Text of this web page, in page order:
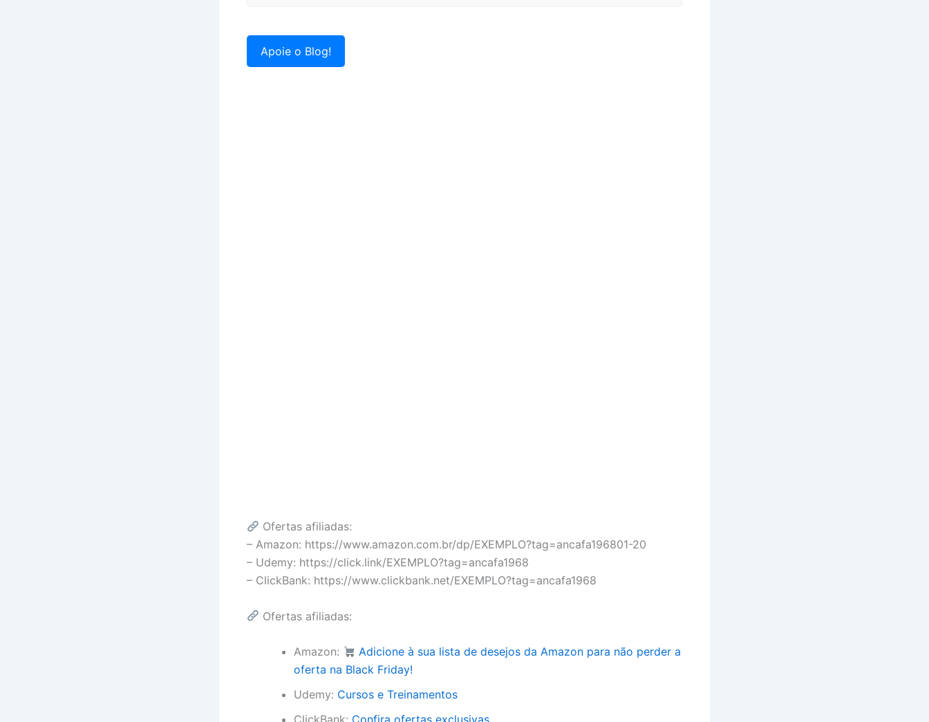
Apoie o Blog!
Ofertas afiliadas:
– Amazon: https://www.amazon.com.br/dp/EXEMPLO?tag=ancafa196801-20
– Udemy: https://click.link/EXEMPLO?tag=ancafa1968
– ClickBank: https://www.clickbank.net/EXEMPLO?tag=ancafa1968
Ofertas afiliadas:
Amazon:
Adicione à sua lista de desejos da Amazon para não perder a
oferta na Black Friday!
Udemy: Cursos e Treinamentos